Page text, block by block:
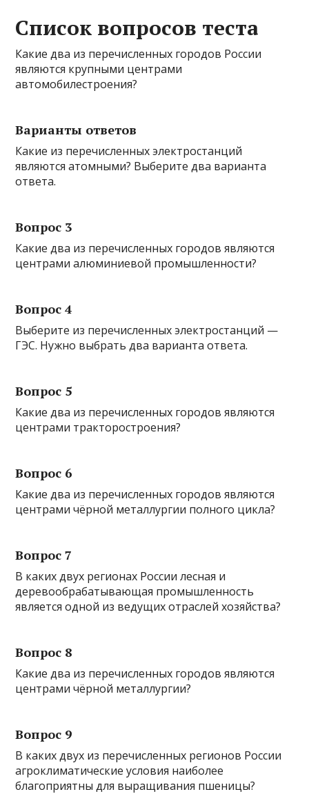
Список вопросов теста
Какие два из перечисленных городов России
являются крупными центрами
автомобилестроения?
Варианты ответов
Какие из перечисленных электростанций
являются атомными? Выберите два варианта
ответа.
Вопрос 3
Какие два из перечисленных городов являются
центрами алюминиевой промышленности?
Вопрос 4
Выберите из перечисленных электростанций —
ГЭС. Нужно выбрать два варианта ответа.
Вопрос 5
Какие два из перечисленных городов являются
центрами тракторостроения?
Вопрос 6
Какие два из перечисленных городов являются
центрами чёрной металлургии полного цикла?
Вопрос 7
В каких двух регионах России лесная и
деревообрабатывающая промышленность
является одной из ведущих отраслей хозяйства?
Вопрос 8
Какие два из перечисленных городов являются
центрами чёрной металлургии?
Вопрос 9
В каких двух из перечисленных регионов России
агроклиматические условия наиболее
благоприятны для выращивания пшеницы?